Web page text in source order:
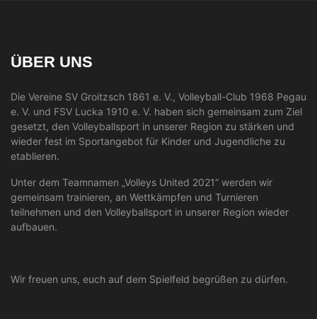
ÜBER UNS
Die Vereine SV Groitzsch 1861 e. V., Volleyball-Club 1968 Pegau
e. V. und FSV Lucka 1910 e. V. haben sich gemeinsam zum Ziel
gesetzt, den Volleyballsport in unserer Region zu stärken und
wieder fest im Sportangebot für Kinder und Jugendliche zu
etablieren.
Unter dem Teamnamen „Volleys United 2021“ werden wir
gemeinsam trainieren, an Wettkämpfen und Turnieren
teilnehmen und den Volleyballsport in unserer Region wieder
aufbauen.
Wir freuen uns, euch auf dem Spielfeld begrüßen zu dürfen.